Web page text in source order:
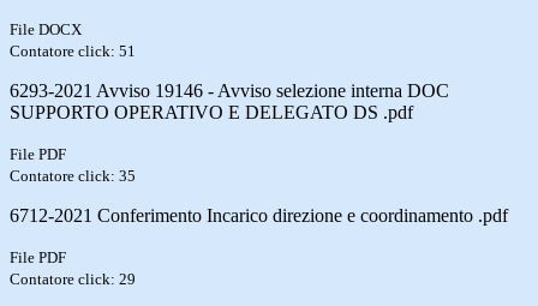
File DOCX
Contatore click: 51
6293-2021 Avviso 19146 - Avviso selezione interna DOC
SUPPORTO OPERATIVO E DELEGATO DS .pdf
File PDF
Contatore click: 35
6712-2021 Conferimento Incarico direzione e coordinamento .pdf
File PDF
Contatore click: 29